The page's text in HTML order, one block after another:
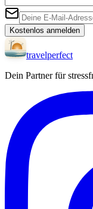
Kostenlos anmelden
travelperfect
Dein Partner für